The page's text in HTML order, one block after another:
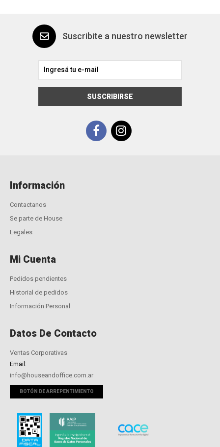
Suscribite a nuestro newsletter
SUSCRIBIRSE
Información
Contactanos
Se parte de House
Legales
Mi Cuenta
Pedidos pendientes
Historial de pedidos
Información Personal
Datos De Contacto
Ventas Corporativas
Email:
info@houseandoffice.com.ar
BOTÓN DE ARREPENTIMIENTO